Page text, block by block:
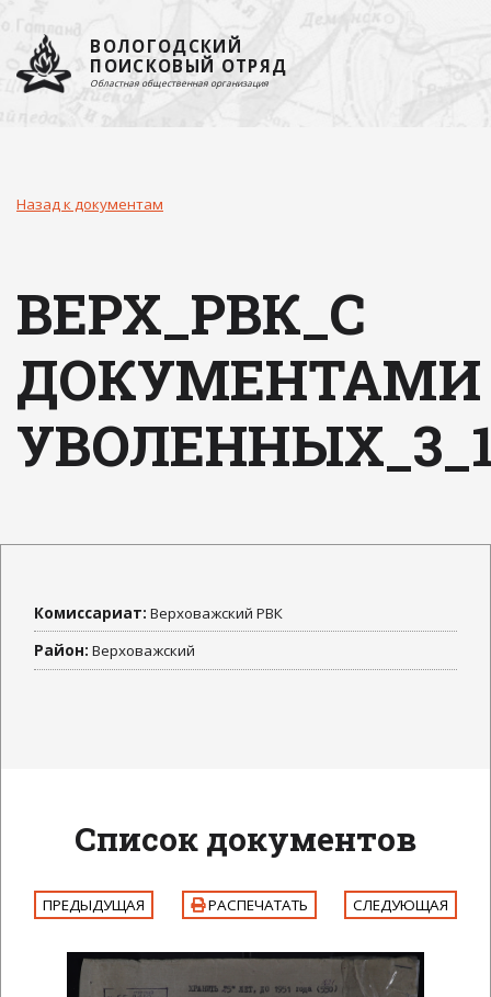
ВОЛОГОДСКИЙ
ПОИСКОВЫЙ ОТРЯД
Областная общественная организация
Назад к документам
ВЕРХ_РВК_С
ДОКУМЕНТАМИ
Комиссариат: Верховажский РВК
Район: Верховажский
Список документов
ПРЕДЫДУЩАЯ РАСПЕЧАТАТЬ СЛЕДУЮЩАЯ